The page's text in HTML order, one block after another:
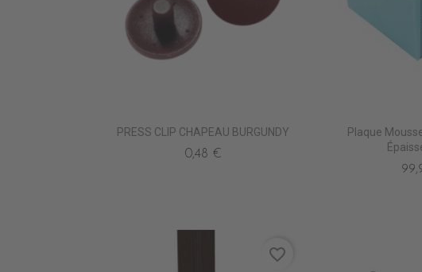
PRESS CLIP CHAPEAU BURGUNDY
0,48 €
Plaque
favorite_border